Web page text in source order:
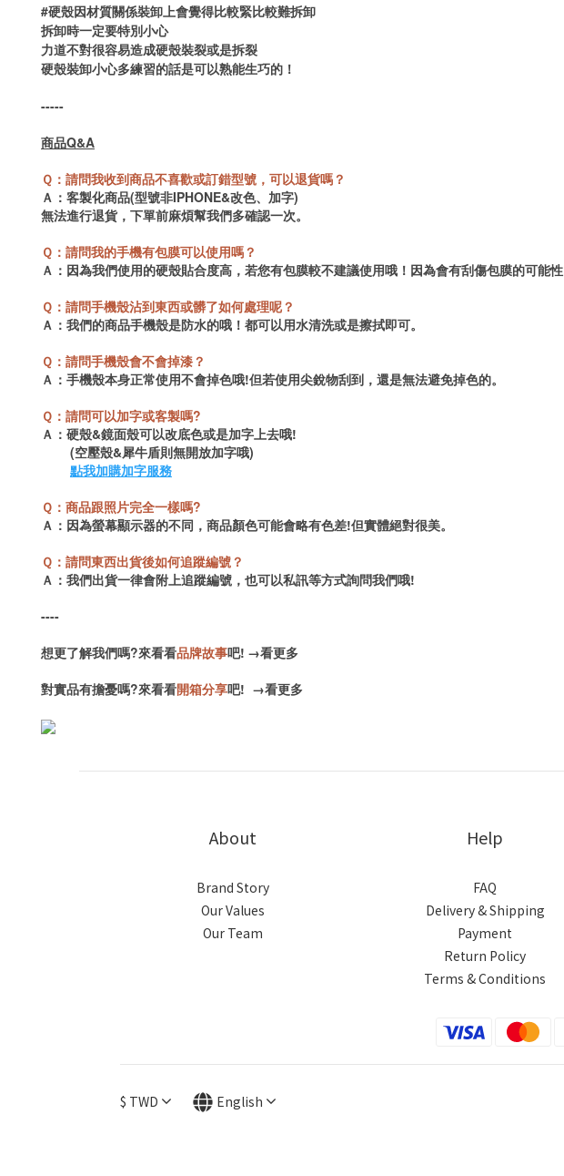
#硬殼因材質關係裝卸上會覺得比較緊比較難拆卸
拆卸時一定要特別小心
力道不對很容易造成硬殼裝裂或是拆裂
硬殼裝卸小心多練習的話是可以熟能生巧的！
-----
商品Q&A
Ｑ：請問我收到商品不喜歡或訂錯型號，可以退貨嗎？
Ａ：客製化商品(型號非IPHONE&改色、加字)
無法進行退貨， 下單前麻煩幫我們多確認一次。
Ｑ：請問我的手機有包膜可以使用嗎？
Ａ：因為我們使用的硬殼貼合度高，若您有包膜較不建議使用哦！因為會有刮傷包膜的可能性
Ｑ：請問手機殼沾到東西或髒了如何處理呢？
Ａ：我們的商品手機殼是防水的哦！都可以用水清洗或是擦拭即可。
Ｑ：請問手機殼會不會掉漆？
Ａ：手機殼本身正常使用不會掉色哦!但若使用尖銳物刮到，還是無法避免掉色的。
Ｑ：請問可以加字或客製嗎?
Ａ：硬殼&鏡面殼可以改底色或是加字上去哦!
(空壓殼&犀牛盾則無開放加字哦)
點我加購加字服務
Ｑ：商品跟照片完全一樣嗎?
Ａ：因為螢幕顯示器的不同，商品顏色可能會略有色差!但實體絕對很美。
Ｑ：請問東西出貨後如何追蹤編號？
Ａ：我們出貨一律會附上追蹤編號，也可以私訊等方式詢問我們哦!
----
想更了解我們嗎?來看看品牌故事吧! →看更多
對實品有擔憂嗎?來看看開箱分享吧! →看更多
About
Brand Story
Our Values
Our Team
Help
FAQ
Delivery & Shipping
Payment
Return Policy
Terms & Conditions
$ TWD English